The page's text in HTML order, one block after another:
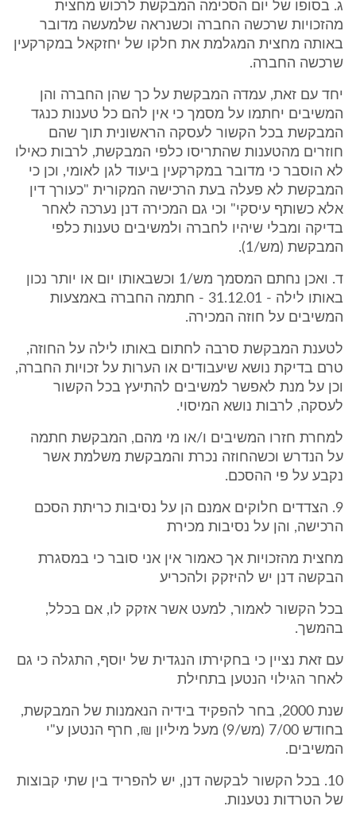
ג. בסופו של יום הסכימה המבקשת לרכוש מחצית
מהזכויות שרכשה החברה וכשנראה שלמעשה מדובר
באותה מחצית המגלמת את חלקו של יחזקאל במקרקעין
שרכשה החברה.
יחד עם זאת, עמדה המבקשת על כך שהן החברה והן
המשיבים יחתמו על מסמך כי אין להם כל טענות כנגד
המבקשת בכל הקשור לעסקה הראשונית תוך שהם
חוזרים מהטענות שהתריסו כלפי המבקשת, לרבות כאילו
לא הוסבר כי מדובר במקרקעין ביעוד לגן לאומי, וכן כי
המבקשת לא פעלה בעת הרכישה המקורית "כעורך דין
אלא כשותף עיסקי" וכי גם המכירה דנן נערכה לאחר
בדיקה ומבלי שיהיו לחברה ולמשיבים טענות כלפי
המבקשת (מש/1).
ד. ואכן נחתם המסמך מש/1 וכשבאותו יום או יותר נכון
באותו לילה - 31.12.01 - חתמה החברה באמצעות
המשיבים על חוזה המכירה.
לטענת המבקשת סרבה לחתום באותו לילה על החוזה,
טרם בדיקת נושא שיעבודים או הערות על זכויות החברה,
וכן על מנת לאפשר למשיבים להתיעץ בכל הקשור
לעסקה, לרבות נושא המיסוי.
למחרת חזרו המשיבים ו/או מי מהם, המבקשת חתמה
על הנדרש וכשהחוזה נכרת והמבקשת משלמת אשר
נקבע על פי ההסכם.
9. הצדדים חלוקים אמנם הן על נסיבות כריתת הסכם
הרכישה, והן על נסיבות מכירת
מחצית מהזכויות אך כאמור אין אני סובר כי במסגרת
הבקשה דנן יש להיזקק ולהכריע
בכל הקשור לאמור, למעט אשר אזקק לו, אם בכלל,
בהמשך.
עם זאת נציין כי בחקירתו הנגדית של יוסף, התגלה כי גם
לאחר הגילוי הנטען בתחילת
שנת 2000, בחר להפקיד בידיה הנאמנות של המבקשת,
בחודש 7/00 (מש/9) מעל מיליון ₪, חרף הנטען ע"י
המשיבים.
10. בכל הקשור לבקשה דנן, יש להפריד בין שתי קבוצות
של הטרדות נטענות.